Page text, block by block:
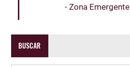
- Zona Emergente
BUSCAR